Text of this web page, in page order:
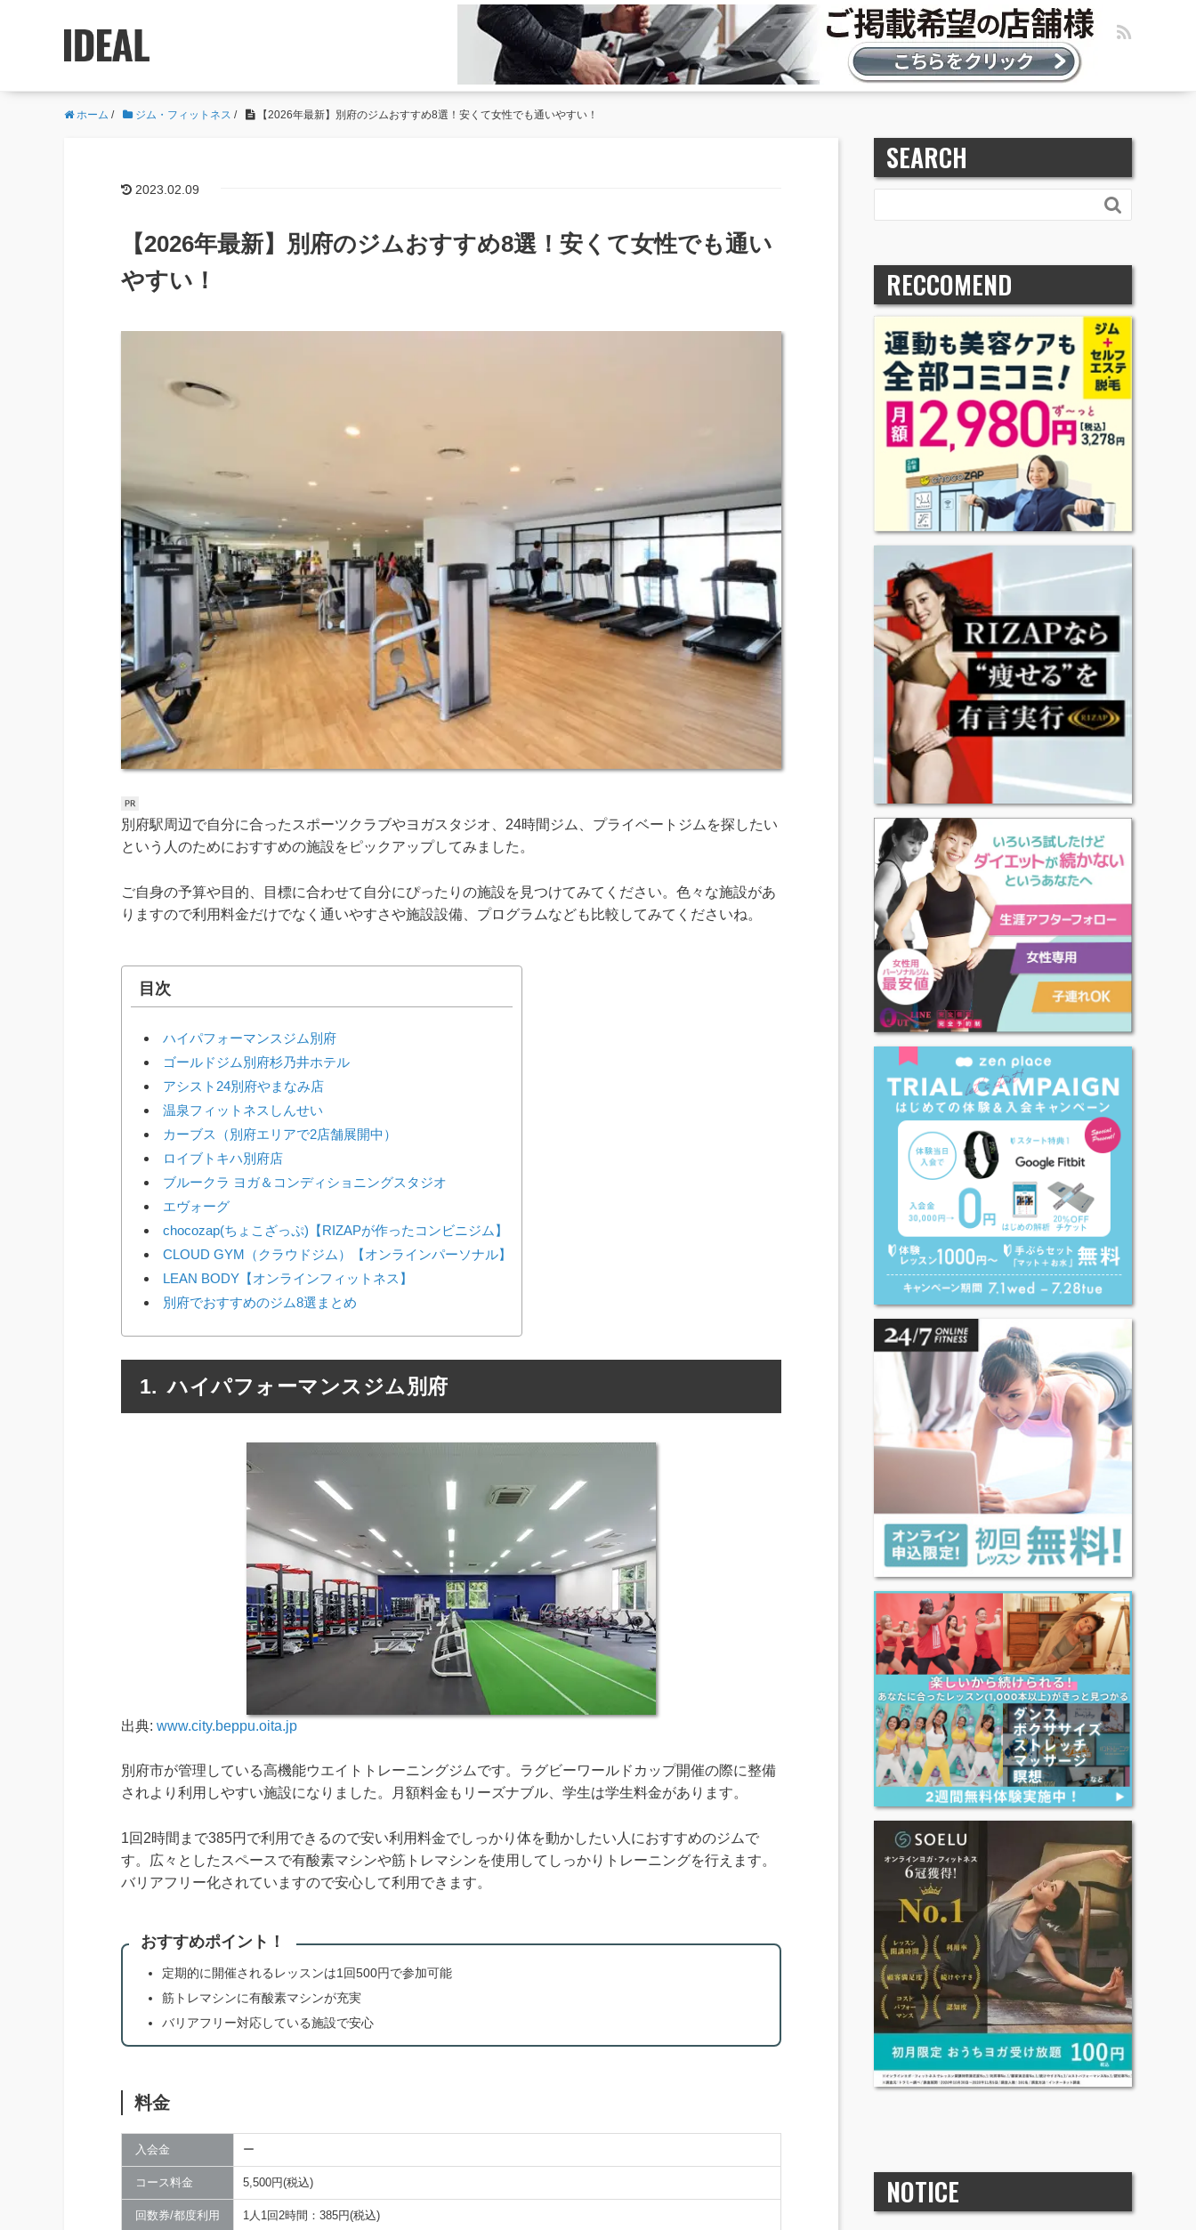
ホーム / ジム・フィットネス / 【2026年最新】別府のジムおすすめ8選！安くて女性でも通いやすい！
2023.02.09
【2026年最新】別府のジムおすすめ8選！安くて女性でも通い
やすい！
別府駅周辺で自分に合ったスポーツクラブやヨガスタジオ、24時間ジム、プライベートジムを探したい
という人のためにおすすめの施設をピックアップしてみました。
ご自身の予算や目的、目標に合わせて自分にぴったりの施設を見つけてみてください。色々な施設があ
りますので利用料金だけでなく通いやすさや施設設備、プログラムなども比較してみてくださいね。
目次
ハイパフォーマンスジム別府
ゴールドジム別府杉乃井ホテル
アシスト24別府やまなみ店
温泉フィットネスしんせい
カーブス（別府エリアで2店舗展開中）
ロイブトキハ別府店
ブルークラ ヨガ＆コンディショニングスタジオ
エヴォーグ
chocozap(ちょこざっぷ)【RIZAPが作ったコンビニジム】
CLOUD GYM（クラウドジム）【オンラインパーソナル】
LEAN BODY【オンラインフィットネス】
別府でおすすめのジム8選まとめ
ハイパフォーマンスジム別府
出典: www.city.beppu.oita.jp
別府市が管理している高機能ウエイトトレーニングジムです。ラグビーワールドカップ開催の際に整備
されより利用しやすい施設になりました。月額料金もリーズナブル、学生は学生料金があります。
1回2時間まで385円で利用できるので安い利用料金でしっかり体を動かしたい人におすすめのジムで
す。広々としたスペースで有酸素マシンや筋トレマシンを使用してしっかりトレーニングを行えます。
バリアフリー化されていますので安心して利用できます。
おすすめポイント！
定期的に開催されるレッスンは1回500円で参加可能
筋トレマシンに有酸素マシンが充実
バリアフリー対応している施設で安心
料金
入会金 ー
コース料金 5,500円(税込)
回数券/都度利用 1人1回2時間：385円(税込)
SEARCH

RECCOMEND
NOTICE